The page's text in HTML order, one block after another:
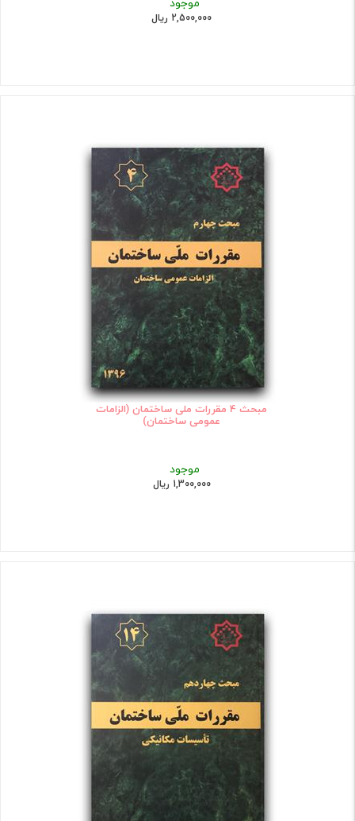
2,500,000 ریال
مبحث 4 مقررات ملی ساختمان (الزامات
عمومی ساختمان)
موجود
1,300,000 ریال